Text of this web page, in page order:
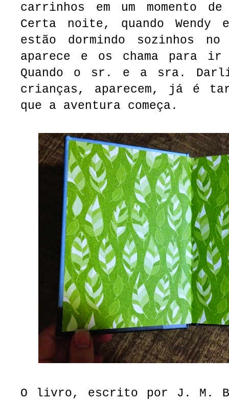
carrinhos em um momento
Certa noite, quando Wendy
estão dormindo sozinhos
aparece e os chama para
Quando o sr. e a sra.
crianças, aparecem, já é
que a aventura começa.
O livro, escrito por J. M.